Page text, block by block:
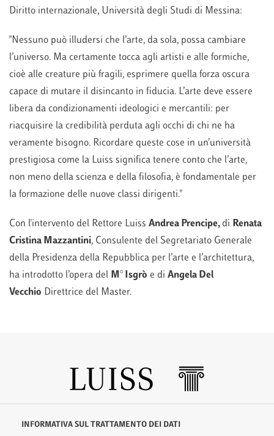
Diritto internazionale, Università degli Studi di Messina:
"Nessuno può illudersi che l’arte, da sola, possa cambiare
l’universo. Ma certamente tocca agli artisti e alle formiche,
cioè alle creature più fragili, esprimere quella forza oscura
capace di mutare il disincanto in fiducia. L’arte deve essere
libera da condizionamenti ideologici e mercantili: per
riacquisire la credibilità perduta agli occhi di chi ne ha
veramente bisogno. Ricordare queste cose in un’università
prestigiosa come la Luiss significa tenere conto che l’arte,
non meno della scienza e della filosofia, è fondamentale per
la formazione delle nuove classi dirigenti."
Con l'intervento del Rettore Luiss Andrea Prencipe, di Renata
Cristina Mazzantini, Consulente del Segretariato Generale
della Presidenza della Repubblica per l’arte e l’architettura,
ha introdotto l’opera del M° Isgrò e di Angela Del
Vecchio Direttrice del Master.
INFORMATIVA SUL TRATTAMENTO DEI DATI